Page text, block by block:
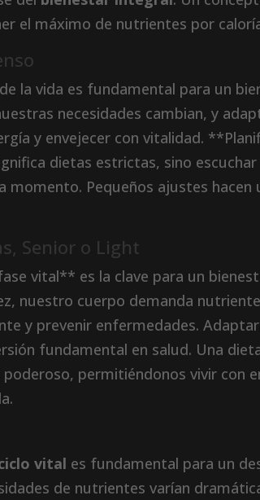
el máximo de nutrientes por
la vida es fundamental para un
necesidades cambian, y
y envejecer con vitalidad.
dietas estrictas, sino
momento. Pequeños ajustes hacen
Senior o Light
vital** es la clave para un
nuestro cuerpo demanda
y prevenir enfermedades.
fundamental en salud. Una
permitiéndonos vivir con
vital es fundamental para un
de nutrientes varían